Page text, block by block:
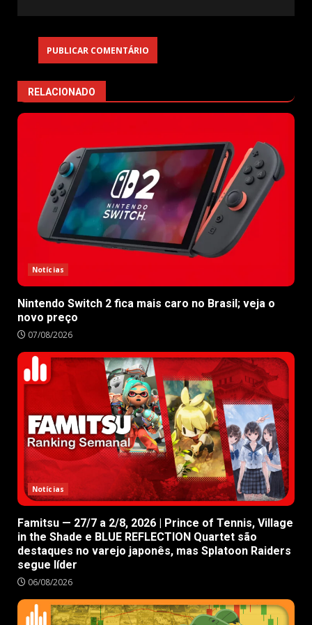
RELACIONADO
Notícias
Nintendo Switch 2 fica mais caro no Brasil; veja o
novo preço
07/08/2026
Notícias
Famitsu — 27/7 a 2/8, 2026 | Prince of Tennis, Village
in the Shade e BLUE REFLECTION Quartet são
destaques no varejo japonês, mas Splatoon Raiders
segue líder
06/08/2026